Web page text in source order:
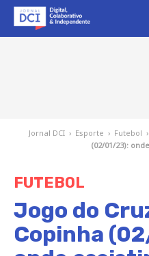
Jornal DCI › Esporte › Futebol ›
(02/01/23):
FUTEBOL
Jogo do
Copinha